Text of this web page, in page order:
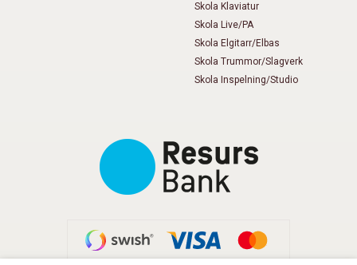
Skola Klaviatur
Skola Live/PA
Skola Elgitarr/Elbas
Skola Trummor/Slagverk
Skola Inspelning/Studio